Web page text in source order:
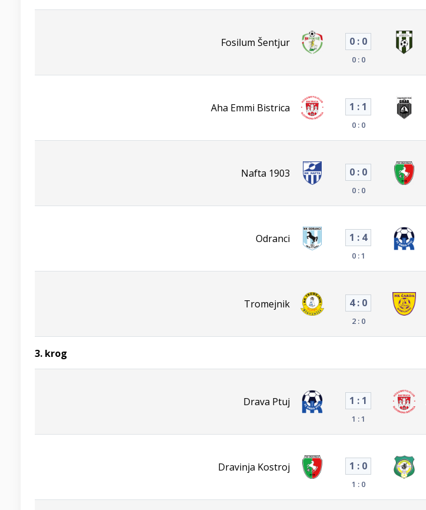
Fosilum Šentjur 0 : 0
0 : 0
Aha Emmi Bistrica 1 : 1
0 : 0
Nafta 1903 0 : 0
0 : 0
Odranci 1 : 4
0 : 1
Tromejnik 4 : 0
2 : 0
3. krog
Drava Ptuj 1 : 1
1 : 1
Dravinja Kostroj 1 : 0
1 : 0